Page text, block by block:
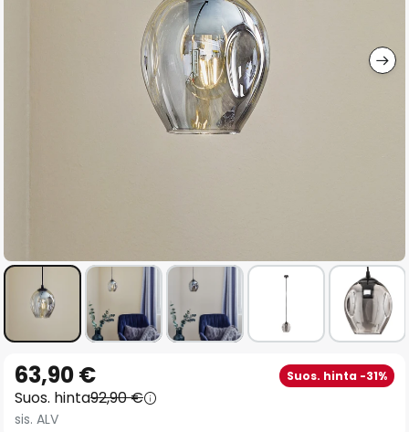
to
the
beginning
63,90 € Suos. hinta -31%
Suos. hinta92,90 €
sis. ALV